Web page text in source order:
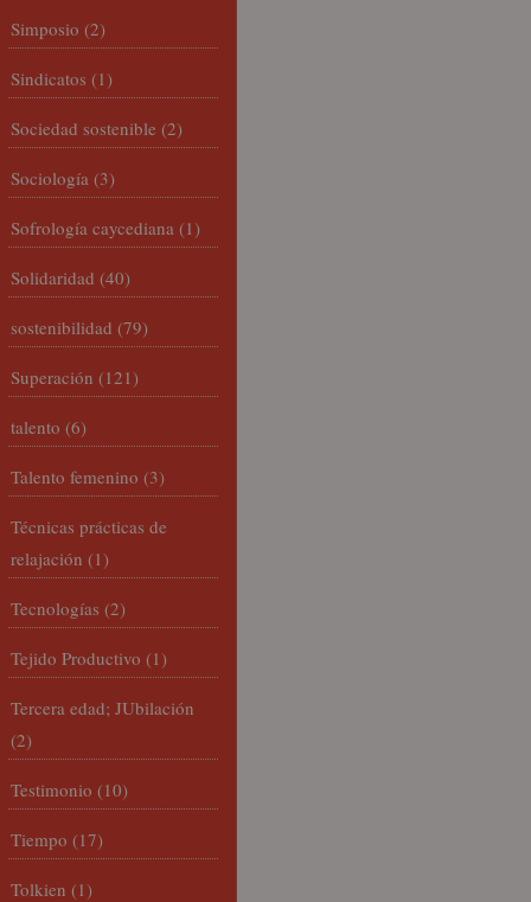
Simposio (2)
Sindicatos (1)
Sociedad sostenible (2)
Sociología (3)
Sofrología caycediana (1)
Solidaridad (40)
sostenibilidad (79)
Superación (121)
talento (6)
Talento femenino (3)
Técnicas prácticas de
relajación (1)
Tecnologías (2)
Tejido Productivo (1)
Tercera edad; JUbilación
(2)
Testimonio (10)
Tiempo (17)
Tolkien (1)